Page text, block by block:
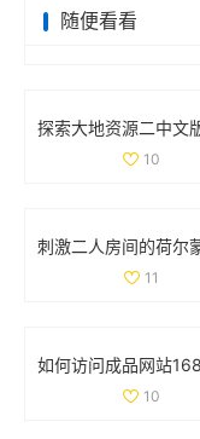
随便看看
10
11
10